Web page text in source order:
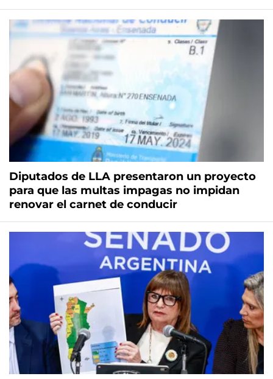
Diputados de LLA presentaron un proyecto
para que las multas impagas no impidan
renovar el carnet de conducir